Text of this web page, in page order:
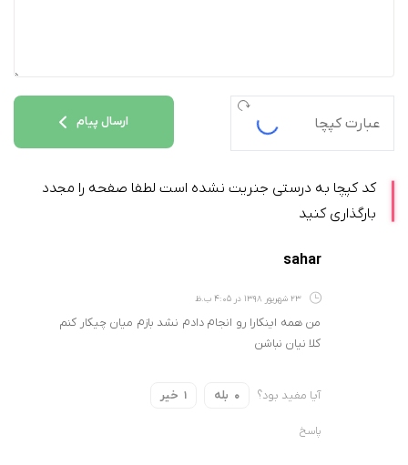
ارسال پیام
کد کپچا به درستی جنریت نشده است لطفا صفحه را مجدد
بارگذاری کنید
sahar
23 شهریور 1398 در 4:05 ب.ظ
من همه اینکارا رو انجام دادم نشد بازم میان چیکار کنم
کلا نیان نباشن
آیا مفید بود؟ 0 بله 1 خیر
پاسخ